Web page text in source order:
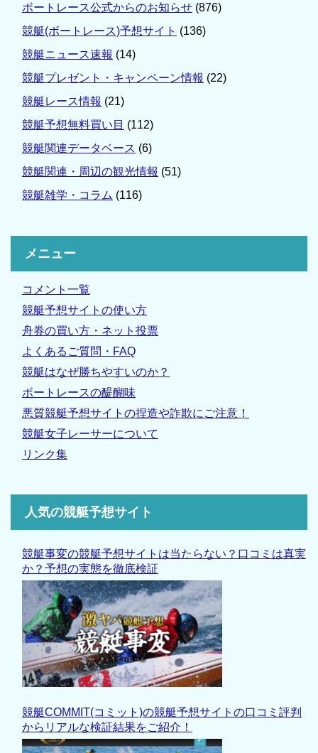
ボートレース公式からのお知らせ (876)
競艇(ボートレース)予想サイト (136)
競艇ニュース速報 (14)
競艇プレゼント・キャンペーン情報 (22)
競艇レース情報 (21)
競艇予想無料買い目 (112)
競艇関連データベース (6)
競艇関連・周辺の観光情報 (51)
競艇雑学・コラム (116)
メニュー
コメント一覧
競艇予想サイトの使い方
舟券の買い方・ネット投票
よくあるご質問・FAQ
競艇はなぜ勝ちやすいのか？
ボートレースの醍醐味
悪質競艇予想サイトの捏造や詐欺にご注意！
競艇女子レーサーについて
リンク集
人気の競艇予想サイト
競艇事変の競艇予想サイトは当たらない？口コミは真実
か？予想の実態を徹底検証
競艇COMMIT(コミット)の競艇予想サイトの口コミ評判
からリアルな検証結果をご紹介！